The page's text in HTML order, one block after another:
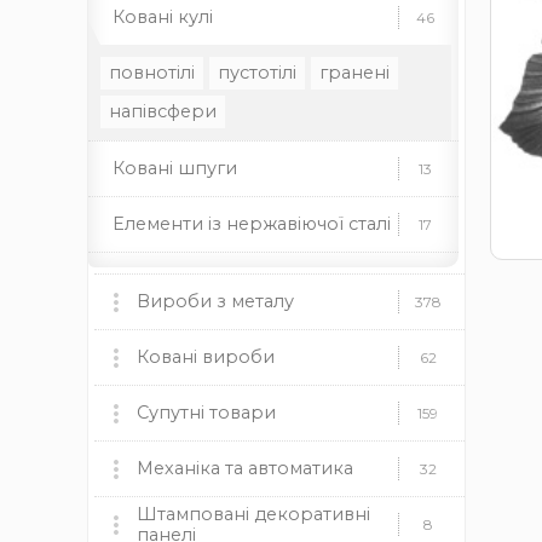
Ковані кулі 46
повнотілі пустотілі
гранені
напівсфери
Ковані шпуги 13
Елементи із нержавіючої сталі 17
Стійки для труб 14
Вироби з металу 378
Мангали, пічки та аксесуари 60
мангали пічки
Камінні топки BOKAR
Ковані вироби 62
Ковані ворота 9
Ковані огорожі 12
Ковані навіси 8
Супутні товари 159
Пластикові заглушки 37
круглі прямокутні квадратні
Механіка та автоматика 32
Механіка 19
Штамповані декоративні
панелі
8